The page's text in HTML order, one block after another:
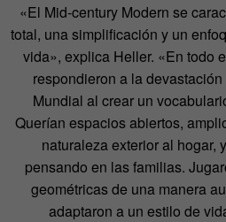
«El Mid-century Modern se
total, una simplificación y un
vida», explica Heller. «En todo
respondieron a la
Mundial al crear un
Querían espacios abiertos,
naturaleza exterior al hogar,
pensando en las familias.
geométricas de una manera
adaptaron a un estilo de